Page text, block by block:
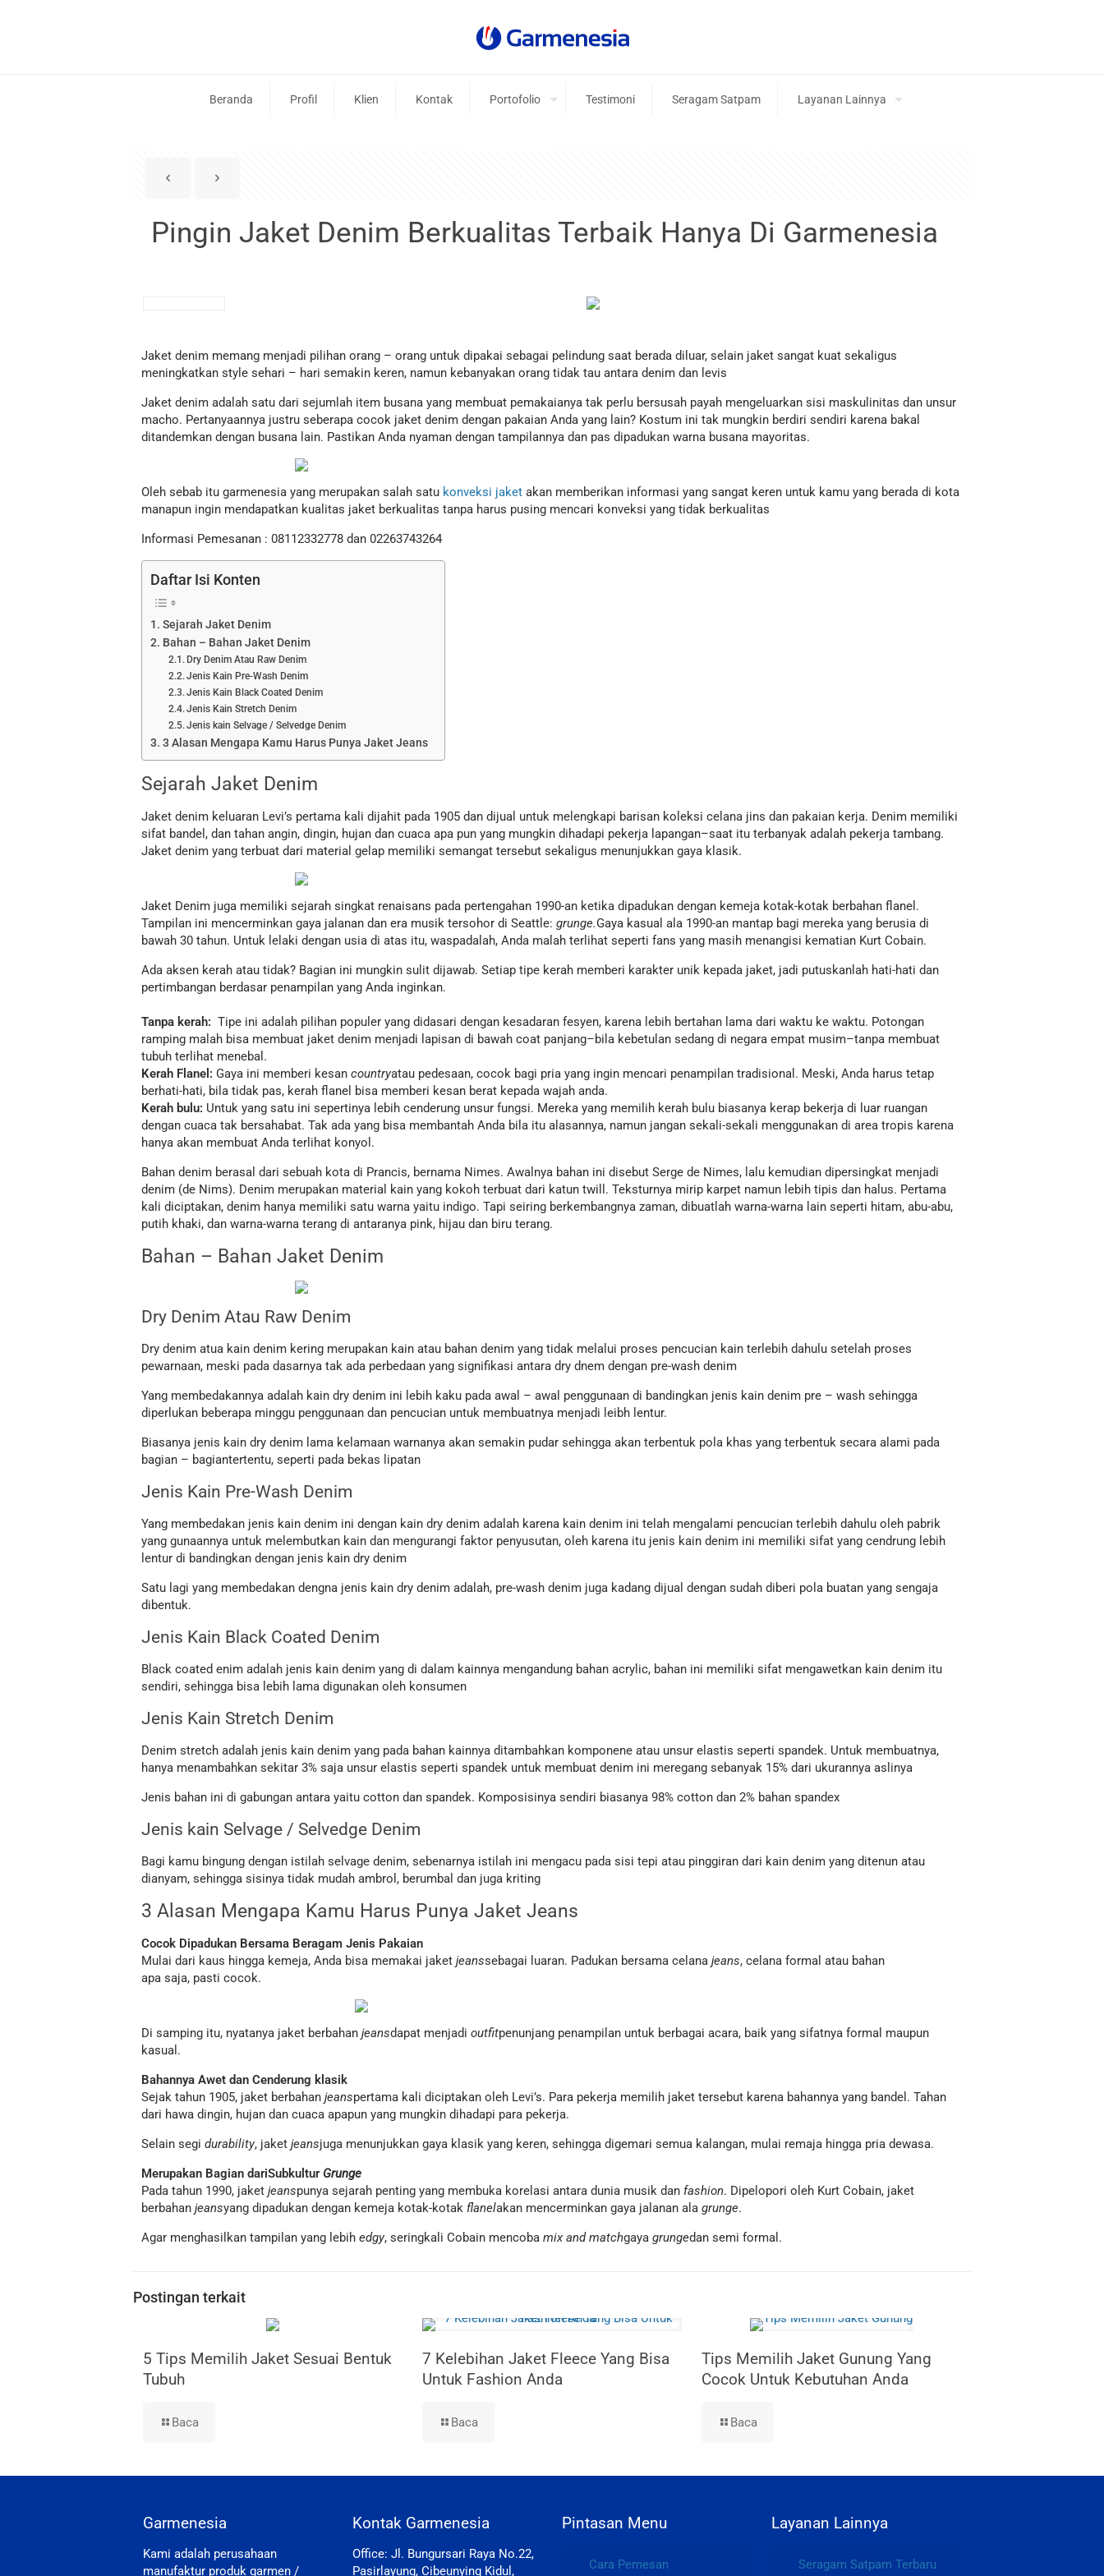
Beranda Profil Klien Kontak Portofolio Testimoni Seragam Satpam Layanan Lainnya
Pingin Jaket Denim Berkualitas Terbaik Hanya Di Garmenesia
Jaket denim memang menjadi pilihan orang – orang untuk dipakai sebagai pelindung saat berada diluar, selain jaket sangat kuat sekaligus
meningkatkan style sehari – hari semakin keren, namun kebanyakan orang tidak tau antara denim dan levis
Jaket denim adalah satu dari sejumlah item busana yang membuat pemakaianya tak perlu bersusah payah mengeluarkan sisi maskulinitas dan unsur
macho. Pertanyaannya justru seberapa cocok jaket denim dengan pakaian Anda yang lain? Kostum ini tak mungkin berdiri sendiri karena bakal
ditandemkan dengan busana lain. Pastikan Anda nyaman dengan tampilannya dan pas dipadukan warna busana mayoritas.
Oleh sebab itu garmenesia yang merupakan salah satu konveksi jaket akan memberikan informasi yang sangat keren untuk kamu yang berada di kota
manapun ingin mendapatkan kualitas jaket berkualitas tanpa harus pusing mencari konveksi yang tidak berkualitas
Informasi Pemesanan : 08112332778 dan 02263743264
Daftar Isi Konten
Sejarah Jaket Denim
Bahan – Bahan Jaket Denim
Dry Denim Atau Raw Denim
Jenis Kain Pre-Wash Denim
Jenis Kain Black Coated Denim
Jenis Kain Stretch Denim
Jenis kain Selvage / Selvedge Denim
3 Alasan Mengapa Kamu Harus Punya Jaket Jeans
Sejarah Jaket Denim
Jaket denim keluaran Levi’s pertama kali dijahit pada 1905 dan dijual untuk melengkapi barisan koleksi celana jins dan pakaian kerja. Denim memiliki
sifat bandel, dan tahan angin, dingin, hujan dan cuaca apa pun yang mungkin dihadapi pekerja lapangan–saat itu terbanyak adalah pekerja tambang.
Jaket denim yang terbuat dari material gelap memiliki semangat tersebut sekaligus menunjukkan gaya klasik.
Jaket Denim juga memiliki sejarah singkat renaisans pada pertengahan 1990-an ketika dipadukan dengan kemeja kotak-kotak berbahan flanel.
Tampilan ini mencerminkan gaya jalanan dan era musik tersohor di Seattle:grunge.Gaya kasual ala 1990-an mantap bagi mereka yang berusia di
bawah 30 tahun. Untuk lelaki dengan usia di atas itu, waspadalah, Anda malah terlihat seperti fans yang masih menangisi kematian Kurt Cobain.
Ada aksen kerah atau tidak? Bagian ini mungkin sulit dijawab. Setiap tipe kerah memberi karakter unik kepada jaket, jadi putuskanlah hati-hati dan
pertimbangan berdasar penampilan yang Anda inginkan.
Tanpa kerah: Tipe ini adalah pilihan populer yang didasari dengan kesadaran fesyen, karena lebih bertahan lama dari waktu ke waktu. Potongan
ramping malah bisa membuat jaket denim menjadi lapisan di bawah coat panjang–bila kebetulan sedang di negara empat musim–tanpa membuat
tubuh terlihat menebal.
Kerah Flanel: Gaya ini memberi kesancountryatau pedesaan, cocok bagi pria yang ingin mencari penampilan tradisional. Meski, Anda harus tetap
berhati-hati, bila tidak pas, kerah flanel bisa memberi kesan berat kepada wajah anda.
Kerah bulu: Untuk yang satu ini sepertinya lebih cenderung unsur fungsi. Mereka yang memilih kerah bulu biasanya kerap bekerja di luar ruangan
dengan cuaca tak bersahabat. Tak ada yang bisa membantah Anda bila itu alasannya, namun jangan sekali-sekali menggunakan di area tropis karena
hanya akan membuat Anda terlihat konyol.
Bahan denim berasal dari sebuah kota di Prancis, bernama Nimes. Awalnya bahan ini disebut Serge de Nimes, lalu kemudian dipersingkat menjadi
denim (de Nims). Denim merupakan material kain yang kokoh terbuat dari katun twill. Teksturnya mirip karpet namun lebih tipis dan halus. Pertama
kali diciptakan, denim hanya memiliki satu warna yaitu indigo. Tapi seiring berkembangnya zaman, dibuatlah warna-warna lain seperti hitam, abu-abu,
putih khaki, dan warna-warna terang di antaranya pink, hijau dan biru terang.
Bahan – Bahan Jaket Denim
Dry Denim Atau Raw Denim
Dry denim atua kain denim kering merupakan kain atau bahan denim yang tidak melalui proses pencucian kain terlebih dahulu setelah proses
pewarnaan, meski pada dasarnya tak ada perbedaan yang signifikasi antara dry dnem dengan pre-wash denim
Yang membedakannya adalah kain dry denim ini lebih kaku pada awal – awal penggunaan di bandingkan jenis kain denim pre – wash sehingga
diperlukan beberapa minggu penggunaan dan pencucian untuk membuatnya menjadi leibh lentur.
Biasanya jenis kain dry denim lama kelamaan warnanya akan semakin pudar sehingga akan terbentuk pola khas yang terbentuk secara alami pada
bagian – bagiantertentu, seperti pada bekas lipatan
Jenis Kain Pre-Wash Denim
Yang membedakan jenis kain denim ini dengan kain dry denim adalah karena kain denim ini telah mengalami pencucian terlebih dahulu oleh pabrik
yang gunaannya untuk melembutkan kain dan mengurangi faktor penyusutan, oleh karena itu jenis kain denim ini memiliki sifat yang cendrung lebih
lentur di bandingkan dengan jenis kain dry denim
Satu lagi yang membedakan dengna jenis kain dry denim adalah, pre-wash denim juga kadang dijual dengan sudah diberi pola buatan yang sengaja
dibentuk.
Jenis Kain Black Coated Denim
Black coated enim adalah jenis kain denim yang di dalam kainnya mengandung bahan acrylic, bahan ini memiliki sifat mengawetkan kain denim itu
sendiri, sehingga bisa lebih lama digunakan oleh konsumen
Jenis Kain Stretch Denim
Denim stretch adalah jenis kain denim yang pada bahan kainnya ditambahkan komponene atau unsur elastis seperti spandek. Untuk membuatnya,
hanya menambahkan sekitar 3% saja unsur elastis seperti spandek untuk membuat denim ini meregang sebanyak 15% dari ukurannya aslinya
Jenis bahan ini di gabungan antara yaitu cotton dan spandek. Komposisinya sendiri biasanya 98% cotton dan 2% bahan spandex
Jenis kain Selvage / Selvedge Denim
Bagi kamu bingung dengan istilah selvage denim, sebenarnya istilah ini mengacu pada sisi tepi atau pinggiran dari kain denim yang ditenun atau
dianyam, sehingga sisinya tidak mudah ambrol, berumbal dan juga kriting
3 Alasan Mengapa Kamu Harus Punya Jaket Jeans
Cocok Dipadukan Bersama Beragam Jenis Pakaian
Mulai dari kaus hingga kemeja, Anda bisa memakai jaketjeanssebagai luaran. Padukan bersama celanajeans, celana formal atau bahan
apa saja, pasti cocok.
Di samping itu, nyatanya jaket berbahanjeansdapat menjadioutfitpenunjang penampilan untuk berbagai acara, baik yang sifatnya formal maupun
kasual.
Bahannya Awet dan Cenderung klasik
Sejak tahun 1905, jaket berbahanjeanspertama kali diciptakan oleh Levi’s. Para pekerja memilih jaket tersebut karena bahannya yang bandel. Tahan
dari hawa dingin, hujan dan cuaca apapun yang mungkin dihadapi para pekerja.
Selain segidurability, jaketjeansjuga menunjukkan gaya klasik yang keren, sehingga digemari semua kalangan, mulai remaja hingga pria dewasa.
Merupakan Bagian dariSubkultur Grunge
Pada tahun 1990, jaketjeanspunya sejarah penting yang membuka korelasi antara dunia musik dan fashion. Dipelopori oleh Kurt Cobain, jaket
berbahanjeansyang dipadukan dengan kemeja kotak-kotak flanelakan mencerminkan gaya jalanan alagrunge.
Agar menghasilkan tampilan yang lebihedgy, seringkali Cobain mencobamix and matchgayagrungedan semi formal.
Postingan terkait
5 Tips Memilih Jaket Sesuai Bentuk
Tubuh
Baca
7 Kelebihan Jaket Fleece Yang Bisa
Untuk Fashion Anda
Baca
Tips Memilih Jaket Gunung Yang
Cocok Untuk Kebutuhan Anda
Baca
Garmenesia
Kami adalah perusahaan
manufaktur produk garmen /
Kontak Garmenesia
Office: Jl. Bungursari Raya No.22,
Pasirlayung, Cibeunying Kidul,
Pintasan Menu
Cara Pemesan
Layanan Lainnya
Seragam Satpam Terbaru